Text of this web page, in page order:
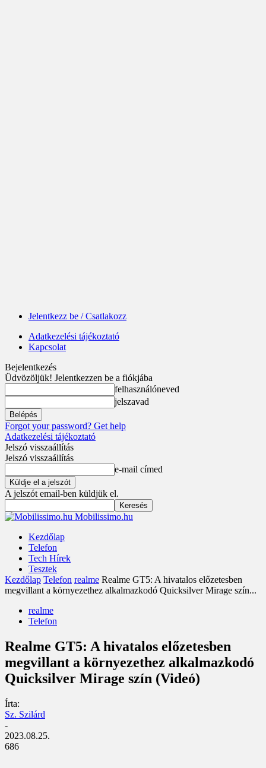
Jelentkezz be / Csatlakozz
Adatkezelési tájékoztató
Kapcsolat
Bejelentkezés
Üdvözöljük! Jelentkezzen be a fiókjába
felhasználóneved
jelszavad
Forgot your password? Get help
Adatkezelési tájékoztató
Jelszó visszaállítás
Jelszó visszaállítás
e-mail címed
A jelszót email-ben küldjük el.
Mobilissimo.hu
Kezdőlap
Telefon
Tech Hírek
Tesztek
Kezdőlap Telefon realme Realme GT5: A hivatalos előzetesben
megvillant a környezethez alkalmazkodó Quicksilver Mirage szín...
realme
Telefon
Realme GT5: A hivatalos előzetesben
megvillant a környezethez alkalmazkodó
Quicksilver Mirage szín (Videó)
Írta:
Sz. Szilárd
-
2023.08.25.
686